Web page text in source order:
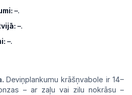
–.
–.
–.
Deviņplankumukrāšņvabole ir 14–
– ar zaļu vai zilu nokrāsu –